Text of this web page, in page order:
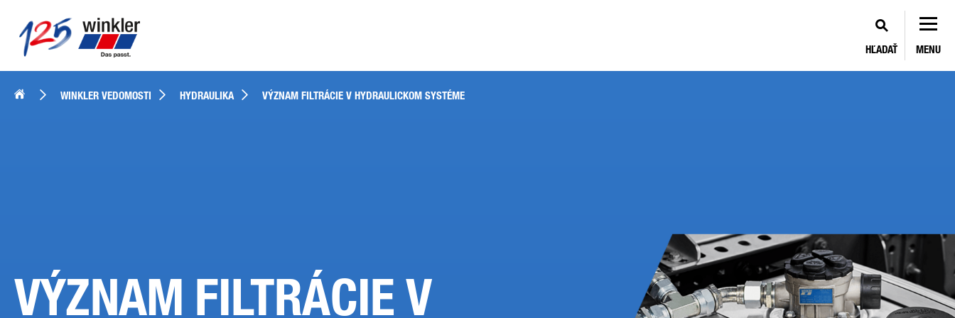
HĽADAŤ MENU
WINKLER VEDOMOSTI HYDRAULIKA VÝZNAM FILTRÁCIE V HYDRAULICKOM SYSTÉME
VÝZNAM FILTRÁCIE V